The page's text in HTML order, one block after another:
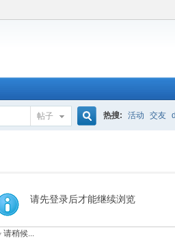
帖子
索
热搜: 活动 交友
请先登录后才能继续浏览
请稍候...